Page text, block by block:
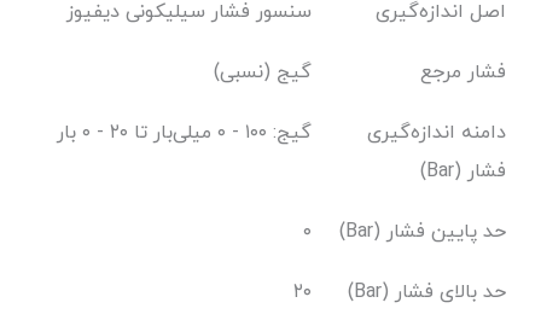
اصل اندازه‌گیری سنسور فشار سیلیکونی دیفیوز
فشار مرجع گیج (نسبی)
دامنه اندازه‌گیری
فشار (Bar)
گیج: ۱۰۰ - ۰ میلی‌بار تا ۲۰ - ۰ بار
حد پایین فشار (Bar) ۰
حد بالای فشار (Bar) ۲۰